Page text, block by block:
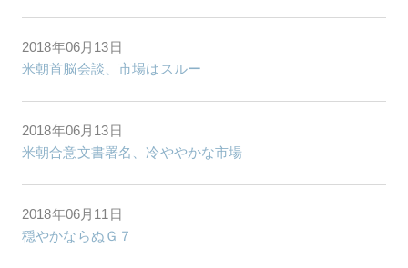
2018年06月13日
米朝首脳会談、市場はスルー
2018年06月13日
米朝合意文書署名、冷ややかな市場
2018年06月11日
穏やかならぬＧ７